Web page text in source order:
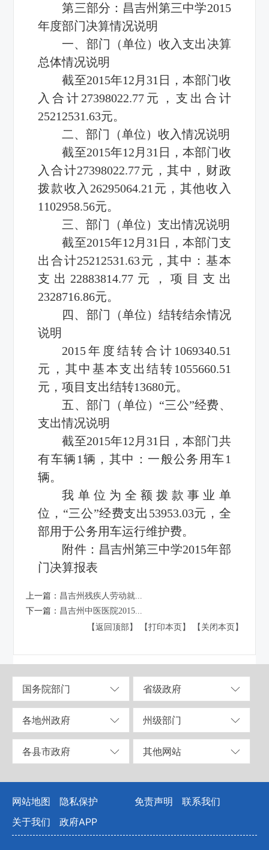
第三部分：昌吉州第三中学2015
年度部门决算情况说明
一、部门（单位）收入支出决算
总体情况说明
截至2015年12月31日，本部门收
入合计27398022.77元，支出合计
25212531.63元。
二、部门（单位）收入情况说明
截至2015年12月31日，本部门收
入合计27398022.77元，其中，财政
拨款收入26295064.21元，其他收入
1102958.56元。
三、部门（单位）支出情况说明
截至2015年12月31日，本部门支
出合计25212531.63元，其中：基本
支出22883814.77元，项目支出
2328716.86元。
四、部门（单位）结转结余情况
说明
2015年度结转合计1069340.51
元，其中基本支出结转1055660.51
元，项目支出结转13680元。
五、部门（单位）“三公”经费、
支出情况说明
截至2015年12月31日，本部门共
有车辆1辆，其中：一般公务用车1
辆。
我单位为全额拨款事业单
位，“三公”经费支出53953.03元，全
部用于公务用车运行维护费。
附件： 昌吉州第三中学2015年部
门决算报表
上一篇： 昌吉州残疾人劳动就...
下一篇： 昌吉州中医医院2015...
【返回顶部】
【打印本页】 【关闭本页】
国务院部门 省级政府
各地州政府 州级部门
各县市政府 其他网站
网站地图 隐私保护 免责声明
联系我们
关于我们
政府APP